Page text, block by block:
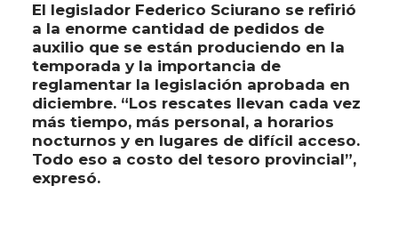
El legislador Federico Sciurano se refirió
a la enorme cantidad de pedidos de
auxilio que se están produciendo en la
temporada y la importancia de
reglamentar la legislación aprobada en
diciembre. “Los rescates llevan cada vez
más tiempo, más personal, a horarios
nocturnos y en lugares de difícil acceso.
Todo eso a costo del tesoro provincial”,
expresó.